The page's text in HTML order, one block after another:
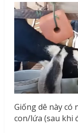
Giống dê này có
con/lứa (sau khi